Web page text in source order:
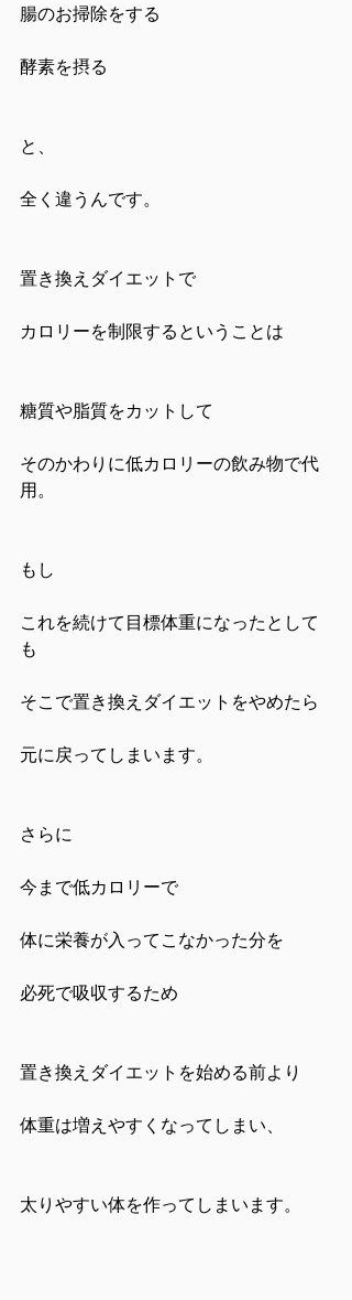
腸のお掃除をする
酵素を摂る
と、
全く違うんです。
置き換えダイエットで
カロリーを制限するということは
糖質や脂質をカットして
そのかわりに低カロリーの飲み物で代
用。
もし
これを続けて目標体重になったとして
も
そこで置き換えダイエットをやめたら
元に戻ってしまいます。
さらに
今まで低カロリーで
体に栄養が入ってこなかった分を
必死で吸収するため
置き換えダイエットを始める前より
体重は増えやすくなってしまい、
太りやすい体を作ってしまいます。